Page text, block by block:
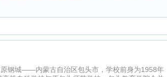
钢城——内蒙古自治区包头市，学校前身为1958年